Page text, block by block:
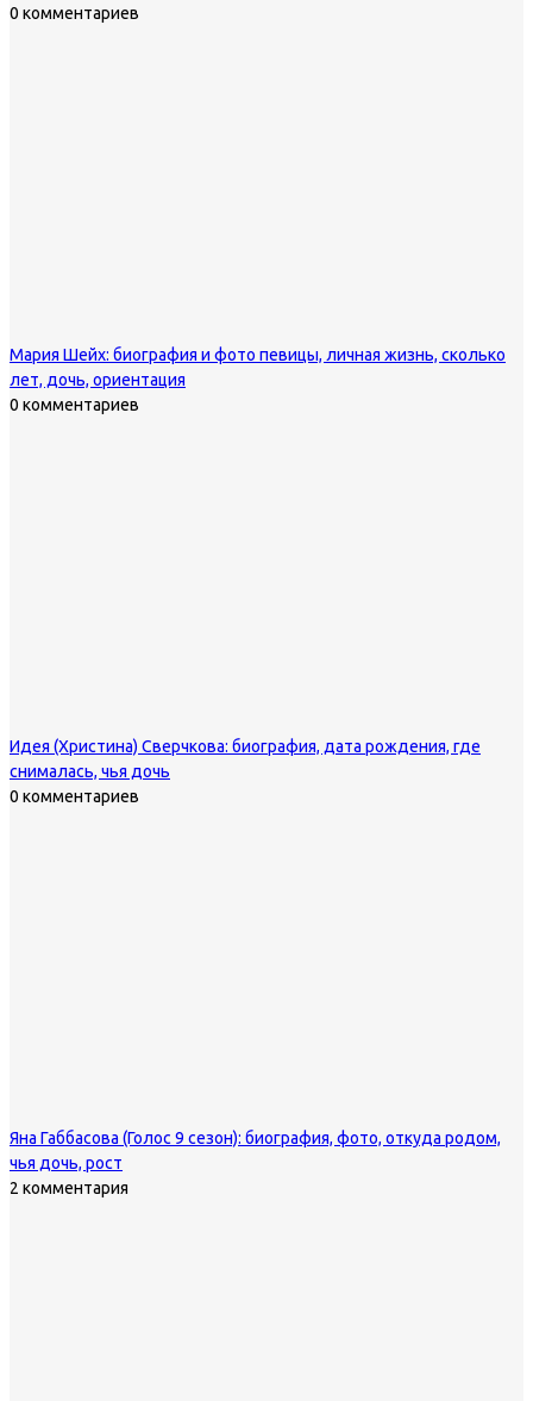
0 комментариев
Мария Шейх: биография и фото певицы, личная жизнь, сколько
лет, дочь, ориентация
0 комментариев
Идея (Христина) Сверчкова: биография, дата рождения, где
снималась, чья дочь
0 комментариев
Яна Габбасова (Голос 9 сезон): биография, фото, откуда родом,
чья дочь, рост
2 комментария